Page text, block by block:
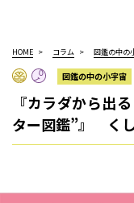
HOME コラム 図鑑の中の
図鑑の中の小宇宙
『カラダから出
ター図鑑”』 く